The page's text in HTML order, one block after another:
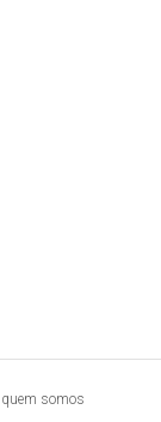
quem somos